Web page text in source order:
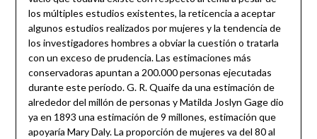
los múltiples estudios existentes, la reticencia a aceptar
algunos estudios realizados por mujeres y la tendencia de
los investigadores hombres a obviar la cuestión o tratarla
con un exceso de prudencia. Las estimaciones más
conservadoras apuntan a 200.000 personas ejecutadas
durante este período. G. R. Quaife da una estimación de
alrededor del millón de personas y Matilda Joslyn Gage dio
ya en 1893 una estimación de 9 millones, estimación que
apoyaría Mary Daly. La proporción de mujeres va del 80 al